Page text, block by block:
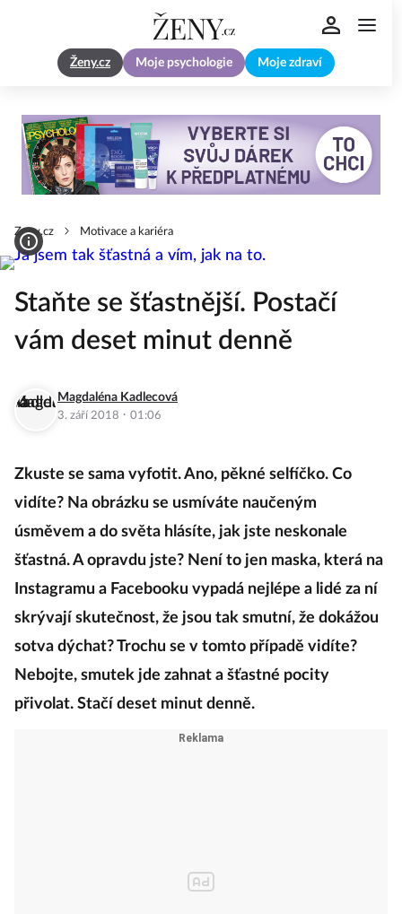
Ženy.cz Moje psychologie Moje zdraví
Zeny.cz Motivace a kariéra
Staňte se šťastnější. Postačí
vám deset minut denně
Magdaléna Kadlecová
3. září 2018 · 01:06
Zkuste se sama vyfotit. Ano, pěkné selfíčko. Co
vidíte? Na obrázku se usmíváte naučeným
úsměvem a do světa hlásíte, jak jste neskonale
šťastná. A opravdu jste? Není to jen maska, která na
Instagramu a Facebooku vypadá nejlépe a lidé za ní
skrývají skutečnost, že jsou tak smutní, že dokážou
sotva dýchat? Trochu se v tomto případě vidíte?
Nebojte, smutek jde zahnat a šťastné pocity
přivolat. Stačí deset minut denně.